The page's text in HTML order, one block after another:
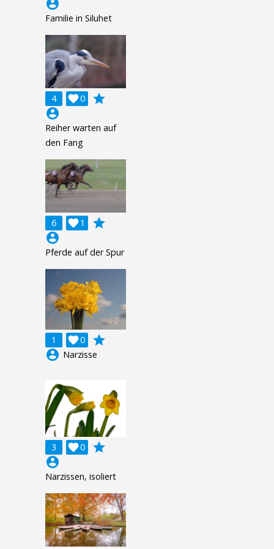
account_circle
Familie in Siluhet
4 0

grade
account_circle
Reiher warten auf
den Fang
6 1

grade
account_circle
Pferde auf der Spur
1 0

grade
account_circle Narzisse
3 0

grade
account_circle
Narzissen, isoliert